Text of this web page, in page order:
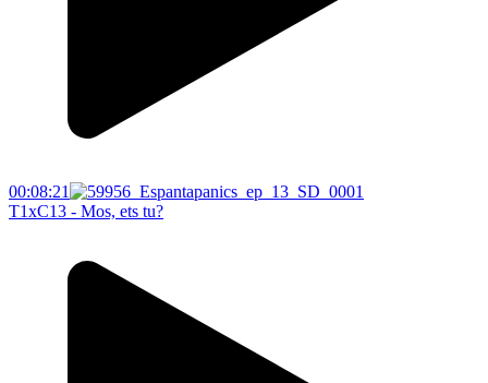
00:08:21
T1xC13 - Mos, ets tu?